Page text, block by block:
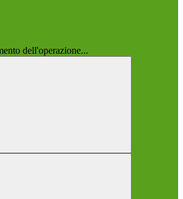
dell'operazione...